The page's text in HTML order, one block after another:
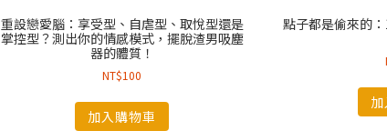
重設戀愛腦：享受型、自虐型、取悅型還是
掌控型？測出你的情感模式，擺脫渣男吸塵
器的體質！
NT$100
加入購物車
點子都是偷來的